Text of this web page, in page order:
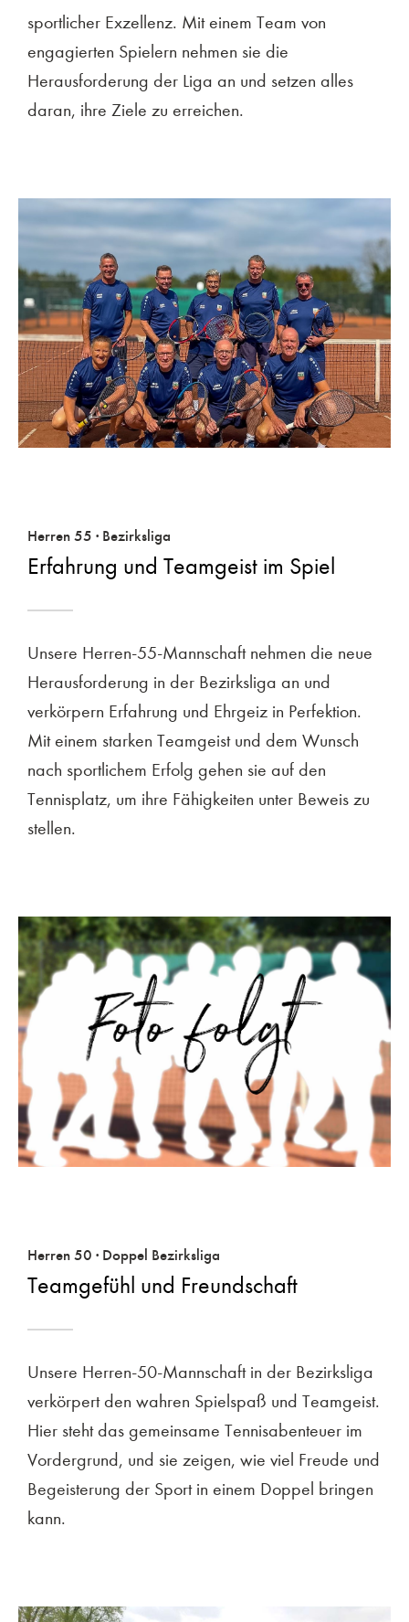
sportlicher Exzellenz. Mit einem Team von
engagierten Spielern nehmen sie die
Herausforderung der Liga an und setzen alles
daran, ihre Ziele zu erreichen.
Herren 55 · Bezirksliga
Erfahrung und Teamgeist im Spiel
Unsere Herren-55-Mannschaft nehmen die neue
Herausforderung in der Bezirksliga an und
verkörpern Erfahrung und Ehrgeiz in Perfektion.
Mit einem starken Teamgeist und dem Wunsch
nach sportlichem Erfolg gehen sie auf den
Tennisplatz, um ihre Fähigkeiten unter Beweis zu
stellen.
Herren 50 · Doppel Bezirksliga
Teamgefühl und Freundschaft
Unsere Herren-50-Mannschaft in der Bezirksliga
verkörpert den wahren Spielspaß und Teamgeist.
Hier steht das gemeinsame Tennisabenteuer im
Vordergrund, und sie zeigen, wie viel Freude und
Begeisterung der Sport in einem Doppel bringen
kann.